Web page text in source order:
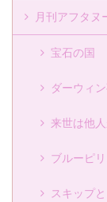
月刊アフタヌ
宝石の国
ダーウィ
来世は他
ブルーピ
スキップ